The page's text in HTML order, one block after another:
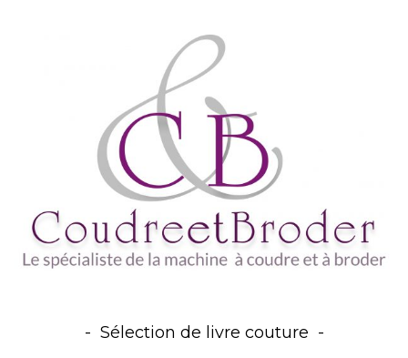
Sélection de livre couture